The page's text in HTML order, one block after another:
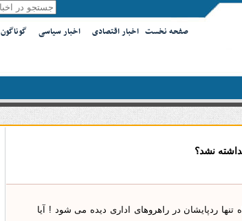
صفحه نخست اخبار اقتصادی اخبار سیاسی گوناگون
نشد؟
ردپایشان در راهروهای اداری دیده می شود ! آیا